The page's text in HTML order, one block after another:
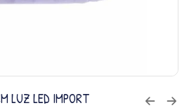
LUZ LED IMPORT